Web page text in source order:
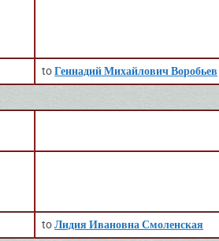
toГеннадий Михайлович Воробьев
toЛидия Ивановна Смоленская